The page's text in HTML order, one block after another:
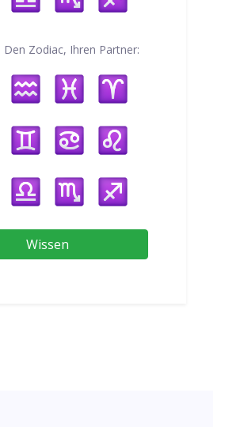
Den Zodiac, Ihren Partner:
Wissen